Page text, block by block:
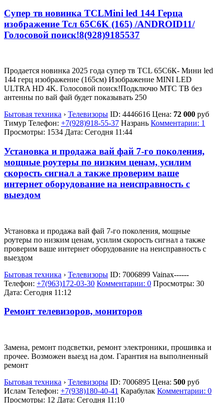
Супер тв новинка TCLМini led 144 Герца
изображение Тсл 65C6K (165) /ANDROID11/
Голосовой поиск!8(928)9185537
Продается новинка 2025 года супер тв TCL 65С6К- Мини led
144 герц изображение (165см) Изображение MINI LED
ULTRA HD 4K. Голосовой поиск!Подключю МТС ТВ без
антенны по вай фай будет показывать 250
Бытовая техника › Телевизоры ID: 4446616 Цена: 72 000 руб
Тимур Телефон: +7(928)918-55-37 Назрань Комментарии: 1
Просмотры: 1534 Дата: Сегодня 11:44
Установка и продажа вай фай 7-го поколения,
мощные роутеры по низким ценам, усилим
скорость сигнал а также проверим ваше
интернет оборудование на неисправность с
выездом
Установка и продажа вай фай 7-го поколения, мощные
роутеры по низким ценам, усилим скорость сигнал а также
проверим ваше интернет оборудование на неисправность с
выездом
Бытовая техника › Телевизоры ID: 7006899 Vainax------
Телефон: +7(963)172-03-30 Комментарии: 0 Просмотры: 30
Дата: Сегодня 11:12
Ремонт телевизоров, мониторов
Замена, ремонт подсветки, ремонт электроники, прошивка и
прочее. Возможен выезд на дом. Гарантия на выполненный
ремонт
Бытовая техника › Телевизоры ID: 7006895 Цена: 500 руб
Ислам Телефон: +7(938)180-40-41 Карабулак Комментарии: 0
Просмотры: 12 Дата: Сегодня 11:10